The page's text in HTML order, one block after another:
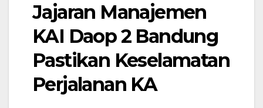
Jajaran Manajemen
KAI Daop 2 Bandung
Pastikan Keselamatan
Perjalanan KA